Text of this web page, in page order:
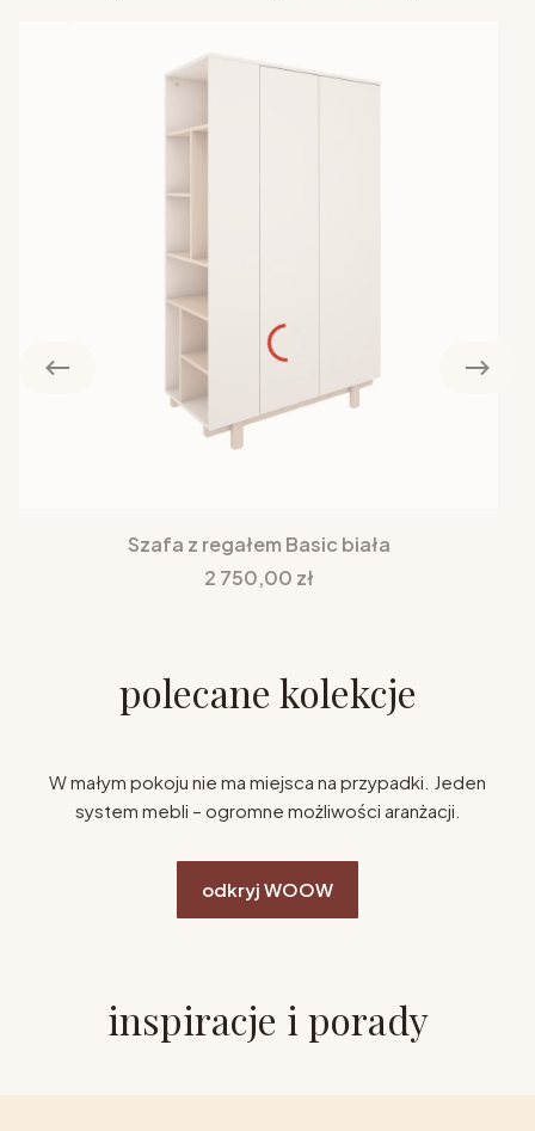
Szafa z regałem Basic biała
Cena
2 750,00 zł
polecane kolekcje
W małym pokoju nie ma miejsca na przypadki. Jeden
system mebli – ogromne możliwości aranżacji.
odkryj WOOW
inspiracje i porady